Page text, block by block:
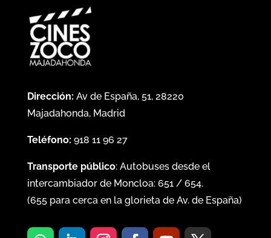
Dirección: Av de España, 51, 28220
Majadahonda, Madrid
Teléfono: 918 11 96 27
Transporte público: Autobuses desde el
intercambiador de Moncloa: 651/ 654.
(655para cerca en la glorieta de Av. de España)